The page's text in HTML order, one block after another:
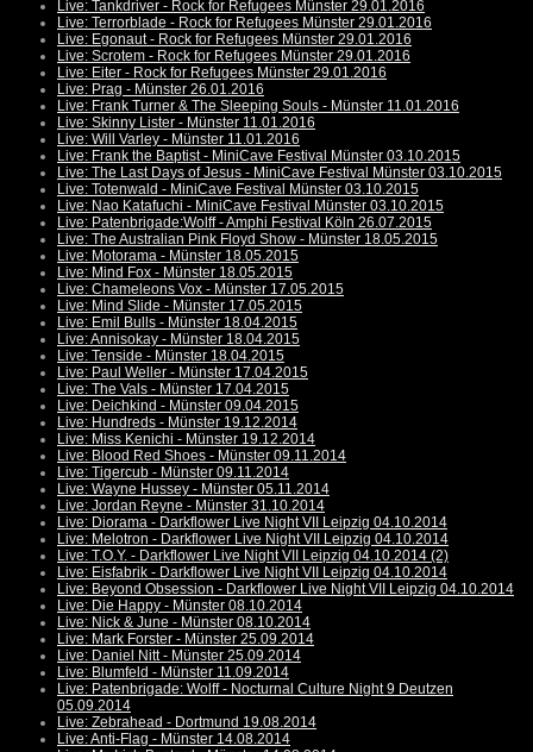
Live: Tankdriver - Rock for Refugees Münster 29.01.2016
Live: Terrorblade - Rock for Refugees Münster 29.01.2016
Live: Egonaut - Rock for Refugees Münster 29.01.2016
Live: Scrotem - Rock for Refugees Münster 29.01.2016
Live: Eiter - Rock for Refugees Münster 29.01.2016
Live: Prag - Münster 26.01.2016
Live: Frank Turner & The Sleeping Souls - Münster 11.01.2016
Live: Skinny Lister - Münster 11.01.2016
Live: Will Varley - Münster 11.01.2016
Live: Frank the Baptist - MiniCave Festival Münster 03.10.2015
Live: The Last Days of Jesus - MiniCave Festival Münster 03.10.2015
Live: Totenwald - MiniCave Festival Münster 03.10.2015
Live: Nao Katafuchi - MiniCave Festival Münster 03.10.2015
Live: Patenbrigade:Wolff - Amphi Festival Köln 26.07.2015
Live: The Australian Pink Floyd Show - Münster 18.05.2015
Live: Motorama - Münster 18.05.2015
Live: Mind Fox - Münster 18.05.2015
Live: Chameleons Vox - Münster 17.05.2015
Live: Mind Slide - Münster 17.05.2015
Live: Emil Bulls - Münster 18.04.2015
Live: Annisokay - Münster 18.04.2015
Live: Tenside - Münster 18.04.2015
Live: Paul Weller - Münster 17.04.2015
Live: The Vals - Münster 17.04.2015
Live: Deichkind - Münster 09.04.2015
Live: Hundreds - Münster 19.12.2014
Live: Miss Kenichi - Münster 19.12.2014
Live: Blood Red Shoes - Münster 09.11.2014
Live: Tigercub - Münster 09.11.2014
Live: Wayne Hussey - Münster 05.11.2014
Live: Jordan Reyne - Münster 31.10.2014
Live: Diorama - Darkflower Live Night VII Leipzig 04.10.2014
Live: Melotron - Darkflower Live Night VII Leipzig 04.10.2014
Live: T.O.Y. - Darkflower Live Night VII Leipzig 04.10.2014 (2)
Live: Eisfabrik - Darkflower Live Night VII Leipzig 04.10.2014
Live: Beyond Obsession - Darkflower Live Night VII Leipzig 04.10.2014
Live: Die Happy - Münster 08.10.2014
Live: Nick & June - Münster 08.10.2014
Live: Mark Forster - Münster 25.09.2014
Live: Daniel Nitt - Münster 25.09.2014
Live: Blumfeld - Münster 11.09.2014
Live: Patenbrigade: Wolff - Nocturnal Culture Night 9 Deutzen
05.09.2014
Live: Zebrahead - Dortmund 19.08.2014
Live: Anti-Flag - Münster 14.08.2014